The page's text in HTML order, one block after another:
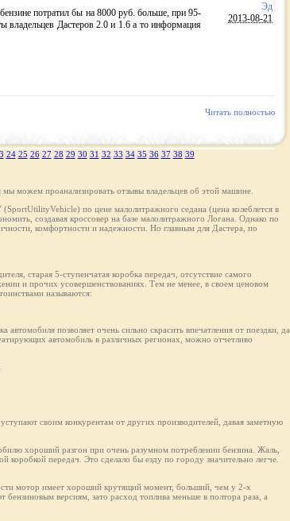
потратил бы на 8000 руб. больше, при 95-
владельцев Дастеров 2.0 и 1.6 а то информация
Эд
2013-08-21
Читать полностью
24 25 26 27 28 29 30 31 32 33 34 35 36 37 38 39
можем проанализировать отзывы владельцев об этой машине.
по цене малолитражного седана (цена колеблется в
создавая кроссовер на базе малолитражного Логана. Однако по
комфортности и надежности. Но главным для Дастера, по
старая 5-ступенчатая коробка передач, отсутствие самого
и прочих усовершенствованиях. Тем не менее, в своем ценовом
называются:
позволяет очень сильно скрасить впечатления от поездки, да
автомобиль в различных регионах, можно отчетливо
своим конкурентам от других производителей, давая заметную
хороший разгон при очень разумном потреблении бензина. Жаль,
коробкой передач. Это сделало бы езду по городу значительно легче.
мотор имеет хороший крутящий момент, больший, чем у 2-х
бензиновым версиям, зато расход топлива меньше в полтора раза, а